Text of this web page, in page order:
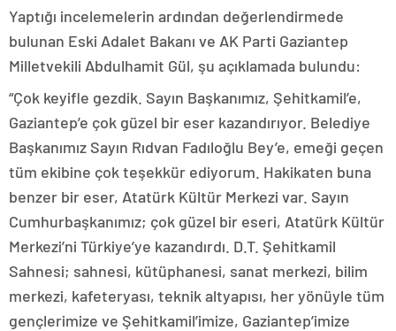
Yaptığı incelemelerin ardından değerlendirmede
bulunan Eski Adalet Bakanı ve AK Parti Gaziantep
Milletvekili Abdulhamit Gül, şu açıklamada bulundu:
“Çok keyifle gezdik. Sayın Başkanımız, Şehitkamil’e,
Gaziantep’e çok güzel bir eser kazandırıyor. Belediye
Başkanımız Sayın Rıdvan Fadıloğlu Bey’e, emeği geçen
tüm ekibine çok teşekkür ediyorum. Hakikaten buna
benzer bir eser, Atatürk Kültür Merkezi var. Sayın
Cumhurbaşkanımız; çok güzel bir eseri, Atatürk Kültür
Merkezi’ni Türkiye’ye kazandırdı. D.T. Şehitkamil
Sahnesi; sahnesi, kütüphanesi, sanat merkezi, bilim
merkezi, kafeteryası, teknik altyapısı, her yönüyle tüm
gençlerimize ve Şehitkamil’imize, Gaziantep’imize